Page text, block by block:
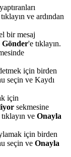
ve ardından
bir mesaj
Gönder'e tıklayın.
için birden
seçin ve Kaydı
için
sekmesine
ve Onayla
için birden
seçin ve Onayla